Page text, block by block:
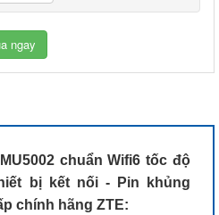
ngay
chuẩn Wifi6 tốc độ
bị kết nối - Pin khủng
chính hãng ZTE: